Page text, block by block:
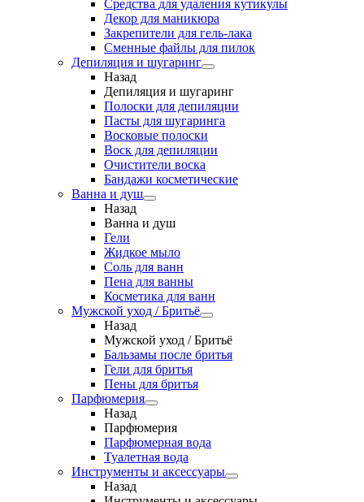
Средства для удаления кутикулы
Декор для маникюра
Закрепители для гель-лака
Сменные файлы для пилок
Депиляция и шугаринг
Назад
Депиляция и шугаринг
Полоски для депиляции
Пасты для шугаринга
Восковые полоски
Воск для депиляции
Очистители воска
Бандажи косметические
Ванна и душ
Назад
Ванна и душ
Гели
Жидкое мыло
Соль для ванн
Пена для ванны
Косметика для ванн
Мужской уход / Бритьё
Назад
Мужской уход / Бритьё
Бальзамы после бритья
Гели для бритья
Пены для бритья
Парфюмерия
Назад
Парфюмерия
Парфюмерная вода
Туалетная вода
Инструменты и аксессуары
Назад